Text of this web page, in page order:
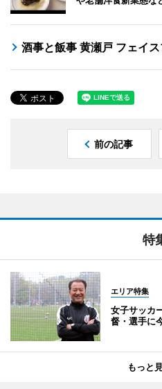
酒事と飯事 黄瀬戸 フェイ
前の記事
特
エリア特集
女子サッカ
督・選手に
もっと